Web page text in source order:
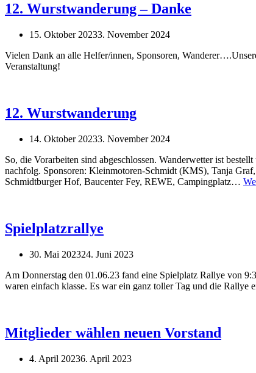
12. Wurstwanderung – Danke
15. Oktober 20233. November 2024
Vielen Dank an alle Helfer/innen, Sponsoren,
Veranstaltung!
12. Wurstwanderung
14. Oktober 20233. November 2024
So, die Vorarbeiten sind abgeschlossen. Wanderwetter ist
nachfolg. Sponsoren: Kleinmotoren-Schmidt (KMS), Tanja
Schmidtburger Hof, Baucenter Fey, REWE, Campingplatz…
Spielplatzrallye
30. Mai 202324. Juni 2023
Am Donnerstag den 01.06.23 fand eine Spielplatz Rallye von
waren einfach klasse. Es war ein ganz toller Tag und die Rallye
Mitglieder wählen neuen Vorstand
4. April 20236. April 2023